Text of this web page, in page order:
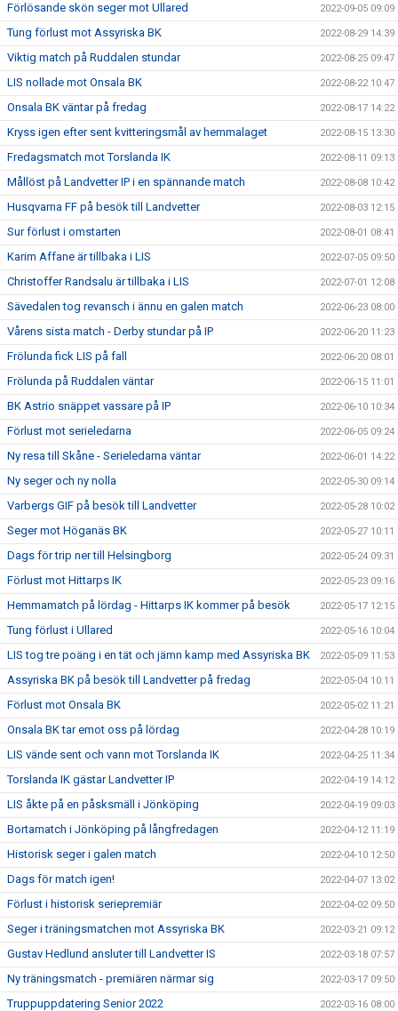
Förlösande skön seger mot Ullared 2022-09-05 09:09
Tung förlust mot Assyriska BK 2022-08-29 14:39
Viktig match på Ruddalen stundar 2022-08-25 09:47
LIS nollade mot Onsala BK 2022-08-22 10:47
Onsala BK väntar på fredag 2022-08-17 14:22
Kryss igen efter sent kvitteringsmål av hemmalaget 2022-08-15 13:30
Fredagsmatch mot Torslanda IK 2022-08-11 09:13
Mållöst på Landvetter IP i en spännande match 2022-08-08 10:42
Husqvarna FF på besök till Landvetter 2022-08-03 12:15
Sur förlust i omstarten 2022-08-01 08:41
Karim Affane är tillbaka i LIS 2022-07-05 09:50
Christoffer Randsalu är tillbaka i LIS 2022-07-01 12:08
Sävedalen tog revansch i ännu en galen match 2022-06-23 08:00
Vårens sista match - Derby stundar på IP 2022-06-20 11:23
Frölunda fick LIS på fall 2022-06-20 08:01
Frölunda på Ruddalen väntar 2022-06-15 11:01
BK Astrio snäppet vassare på IP 2022-06-10 10:34
Förlust mot serieledarna 2022-06-05 09:24
Ny resa till Skåne - Serieledarna väntar 2022-06-01 14:22
Ny seger och ny nolla 2022-05-30 09:14
Varbergs GIF på besök till Landvetter 2022-05-28 10:02
Seger mot Höganäs BK 2022-05-27 10:11
Dags för trip ner till Helsingborg 2022-05-24 09:31
Förlust mot Hittarps IK 2022-05-23 09:16
Hemmamatch på lördag - Hittarps IK kommer på besök 2022-05-17 12:15
Tung förlust i Ullared 2022-05-16 10:04
LIS tog tre poäng i en tät och jämn kamp med Assyriska BK 2022-05-09 11:53
Assyriska BK på besök till Landvetter på fredag 2022-05-04 10:11
Förlust mot Onsala BK 2022-05-02 11:21
Onsala BK tar emot oss på lördag 2022-04-28 10:19
LIS vände sent och vann mot Torslanda IK 2022-04-25 11:34
Torslanda IK gästar Landvetter IP 2022-04-19 14:12
LIS åkte på en påsksmäll i Jönköping 2022-04-19 09:03
Bortamatch i Jönköping på långfredagen 2022-04-12 11:19
Historisk seger i galen match 2022-04-10 12:50
Dags för match igen! 2022-04-07 13:02
Förlust i historisk seriepremiär 2022-04-02 09:50
Seger i träningsmatchen mot Assyriska BK 2022-03-21 09:12
Gustav Hedlund ansluter till Landvetter IS 2022-03-18 07:57
Ny träningsmatch - premiären närmar sig 2022-03-17 09:50
Truppuppdatering Senior 2022 2022-03-16 08:00